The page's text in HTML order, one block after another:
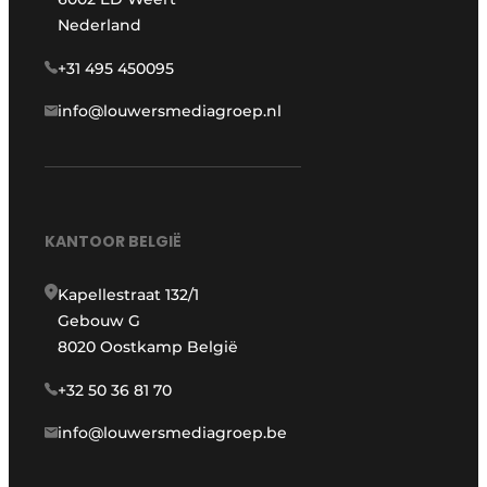
Nederland
+31 495 450095
info@louwersmediagroep.nl
KANTOOR BELGIË
Kapellestraat 132/1
Gebouw G
8020 Oostkamp België
+32 50 36 81 70
info@louwersmediagroep.be